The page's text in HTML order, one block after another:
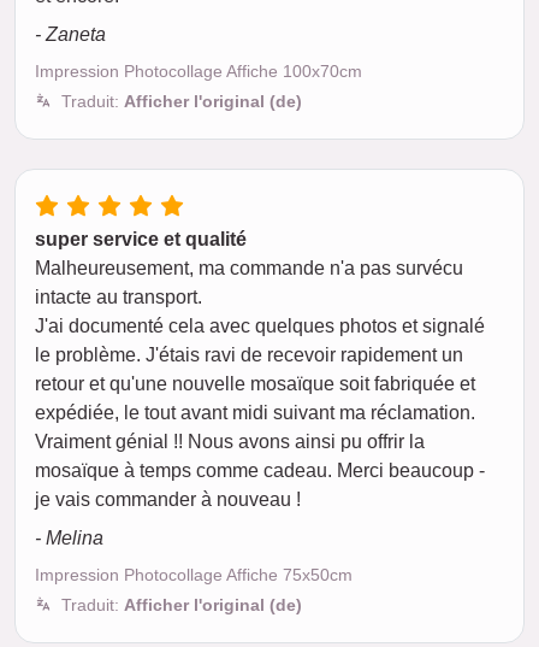
- Zaneta
Impression Photocollage Affiche 100x70cm
Traduit: Afficher l'original (de)
super service et qualité
Malheureusement, ma commande n'a pas survécu
intacte au transport.
J'ai documenté cela avec quelques photos et signalé
le problème. J'étais ravi de recevoir rapidement un
retour et qu'une nouvelle mosaïque soit fabriquée et
expédiée, le tout avant midi suivant ma réclamation.
Vraiment génial !! Nous avons ainsi pu offrir la
mosaïque à temps comme cadeau. Merci beaucoup -
je vais commander à nouveau !
- Melina
Impression Photocollage Affiche 75x50cm
Traduit: Afficher l'original (de)